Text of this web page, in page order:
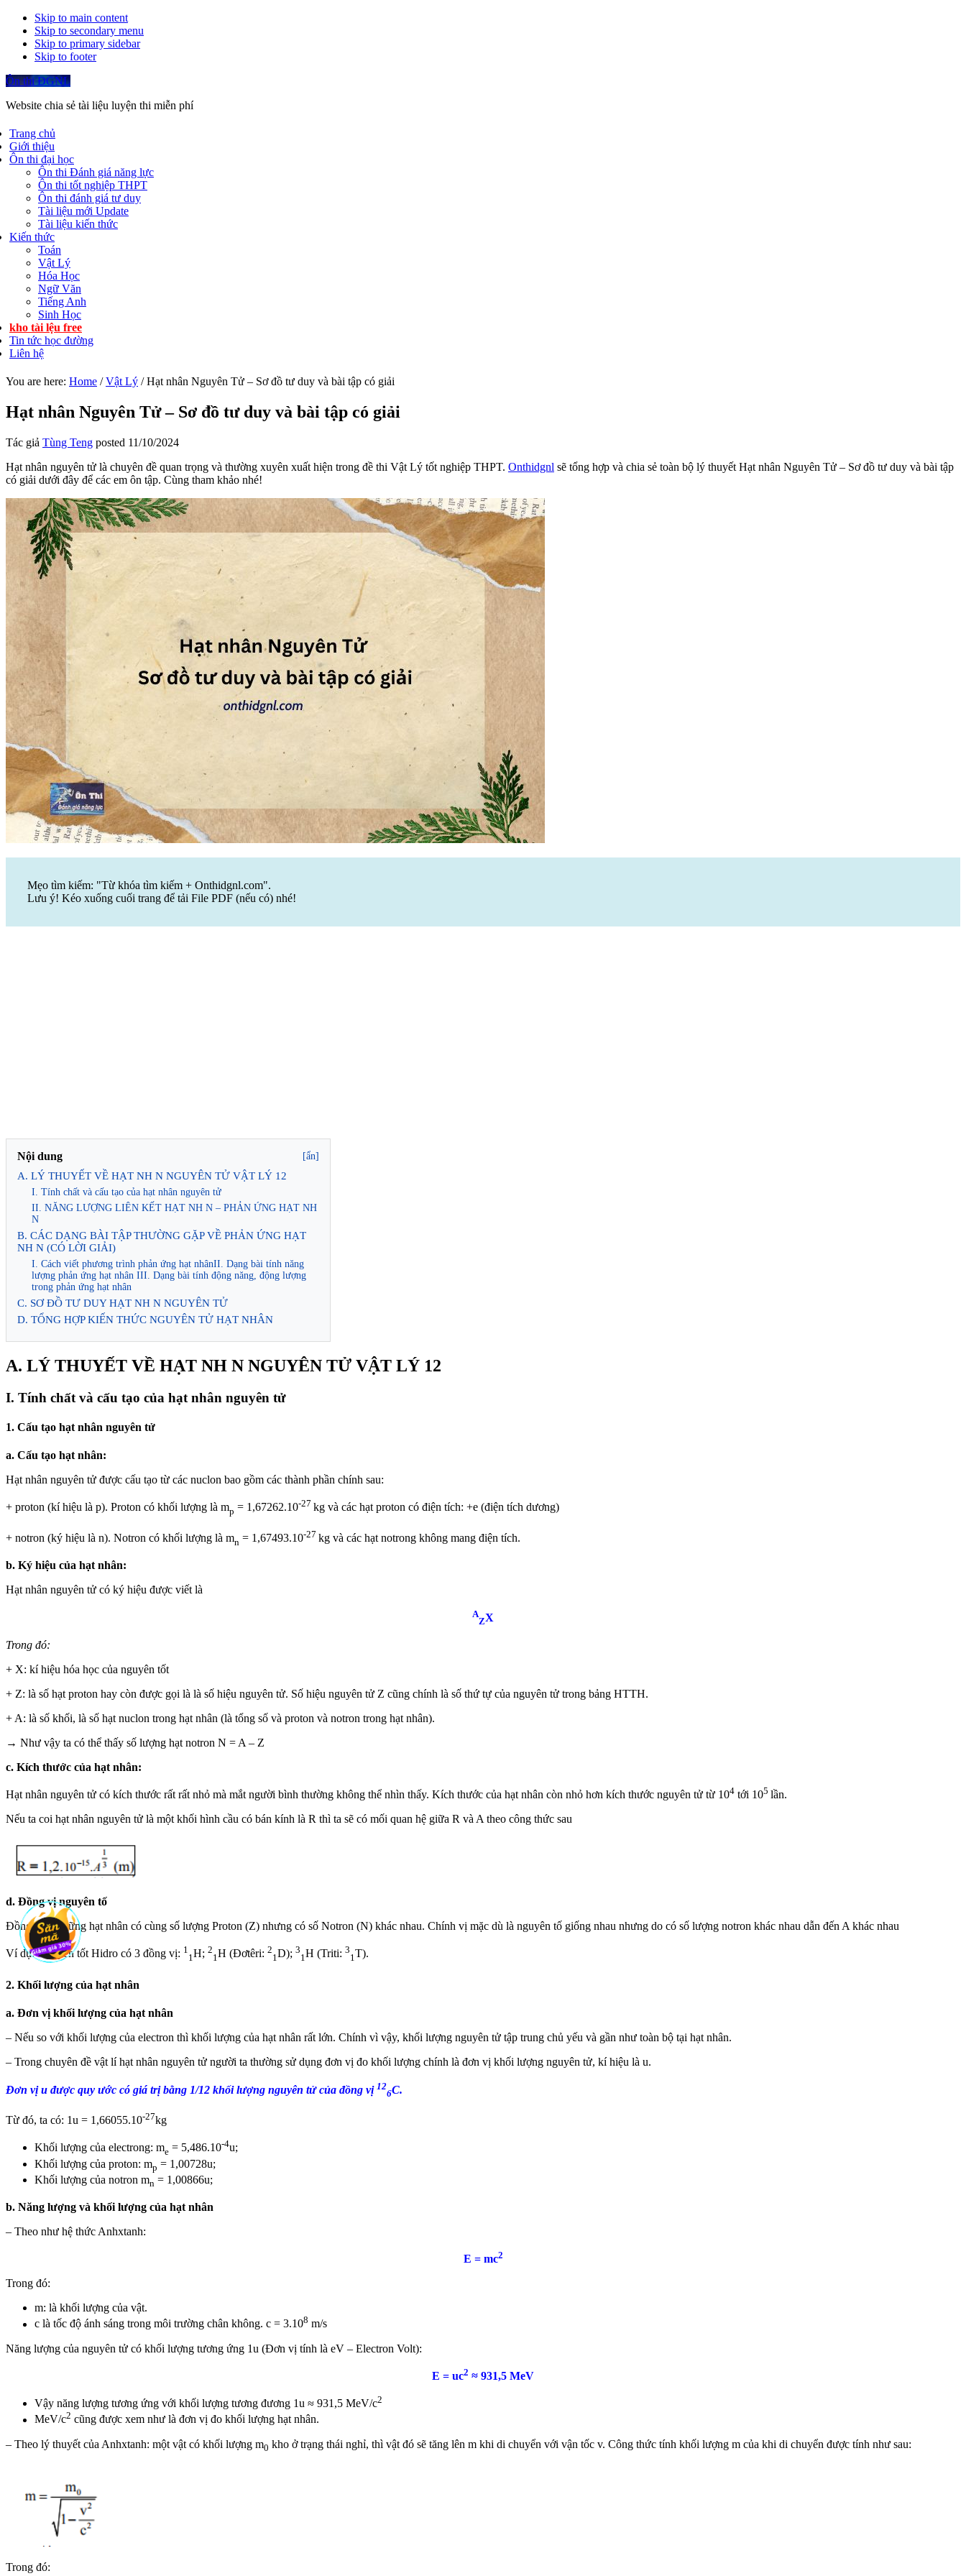
Skip to main content
Skip to secondary menu
Skip to primary sidebar
Skip to footer
Ôn thi ĐGNL
Website chia sẻ tài liệu luyện thi miễn phí
Trang chủ
Giới thiệu
Ôn thi đại học
Ôn thi Đánh giá năng lực
Ôn thi tốt nghiệp THPT
Ôn thi đánh giá tư duy
Tài liệu mới Update
Tài liệu kiến thức
Kiến thức
Toán
Vật Lý
Hóa Học
Ngữ Văn
Tiếng Anh
Sinh Học
kho tài lệu free
Tin tức học đường
Liên hệ
You are here: Home / Vật Lý /Hạt nhân Nguyên Tử – Sơ đồ tư duy và bài tập có giải
Hạt nhân Nguyên Tử – Sơ đồ tư duy và bài tập có giải
Tác giả Tùng Teng posted 11/10/2024
Hạt nhân nguyên tử là chuyên đề quan trọng và thường xuyên xuất hiện trong đề thi Vật Lý tốt nghiệp THPT. Onthidgnl sẽ tổng hợp và chia sẻ toàn bộ lý thuyết Hạt nhân Nguyên Tử – Sơ đồ tư duy và bài tập
có giải dưới đây để các em ôn tập. Cùng tham khảo nhé!
Mẹo tìm kiếm: "Từ khóa tìm kiếm + Onthidgnl.com".
Lưu ý! Kéo xuống cuối trang để tải File PDF (nếu có) nhé!
Nội dung [ẩn]
A. LÝ THUYẾT VỀ HẠT NH N NGUYÊN TỬ VẬT LÝ 12
I. Tính chất và cấu tạo của hạt nhân nguyên tử
II. NĂNG LƯỢNG LIÊN KẾT HẠT NH N – PHẢN ỨNG HẠT NH
N
B. CÁC DẠNG BÀI TẬP THƯỜNG GẶP VỀ PHẢN ỨNG HẠT
NH N (CÓ LỜI GIẢI)
I. Cách viết phương trình phản ứng hạt nhânII. Dạng bài tính năng
lượng phản ứng hạt nhân III. Dạng bài tính động năng, động lượng
trong phản ứng hạt nhân
C. SƠ ĐỒ TƯ DUY HẠT NH N NGUYÊN TỬ
D. TỔNG HỢP KIẾN THỨC NGUYÊN TỬ HẠT NHÂN
A. LÝ THUYẾT VỀ HẠT NH N NGUYÊN TỬ VẬT LÝ 12
I. Tính chất và cấu tạo của hạt nhân nguyên tử
1. Cấu tạo hạt nhân nguyên tử
a. Cấu tạo hạt nhân:
Hạt nhân nguyên tử được cấu tạo từ các nuclon bao gồm các thành phần chính sau:
+ proton (kí hiệu là p). Proton có khối lượng là mp = 1,67262.10-27 kg và các hạt proton có điện tích: +e (điện tích dương)
+ notron (ký hiệu là n). Notron có khối lượng là mn = 1,67493.10-27 kg và các hạt notrong không mang điện tích.
b. Ký hiệu của hạt nhân:
Hạt nhân nguyên tử có ký hiệu được viết là
A
ZX
Trong đó:
+ X: kí hiệu hóa học của nguyên tốt
+ Z: là số hạt proton hay còn được gọi là là số hiệu nguyên tử. Số hiệu nguyên tử Z cũng chính là số thứ tự của nguyên tử trong bảng HTTH.
+ A: là số khối, là số hạt nuclon trong hạt nhân (là tổng số và proton và notron trong hạt nhân).
→ Như vậy ta có thể thấy số lượng hạt notron N = A – Z
c. Kích thước của hạt nhân:
Hạt nhân nguyên tử có kích thước rất rất nhỏ mà mắt người bình thường không thể nhìn thấy. Kích thước của hạt nhân còn nhỏ hơn kích thước nguyên tử từ 104 tới 105 lần.
Nếu ta coi hạt nhân nguyên tử là một khối hình cầu có bán kính là R thì ta sẽ có mối quan hệ giữa R và A theo công thức sau
d. Đồng vị nguyên tố
Đồng vị là những hạt nhân có cùng số lượng Proton (Z) nhưng có số Notron (N) khác nhau. Chính vị mặc dù là nguyên tố giống nhau nhưng do có số lượng notron khác nhau dẫn đến A khác nhau
Ví dụ: Nguyên tốt Hidro có 3 đồng vị: 1
1 H; 2
1 H (Đơtêri: 2
1 D); 3
1 H (Triti: 3
1 T).
2. Khối lượng của hạt nhân
a. Đơn vị khối lượng của hạt nhân
– Nếu so với khối lượng của electron thì khối lượng của hạt nhân rất lớn. Chính vì vậy, khối lượng nguyên tử tập trung chủ yếu và gần như toàn bộ tại hạt nhân.
– Trong chuyên đề vật lí hạt nhân nguyên tử người ta thường sử dụng đơn vị đo khối lượng chính là đơn vị khối lượng nguyên tử, kí hiệu là u.
Đơn vị u được quy ước có giá trị bằng 1/12 khối lượng nguyên tử của đồng vị 12
6C.
Từ đó, ta có: 1u = 1,66055.10-27kg
Khối lượng của electrong: me = 5,486.10-4u;
Khối lượng của proton: mp = 1,00728u;
Khối lượng của notron mn = 1,00866u;
b. Năng lượng và khối lượng của hạt nhân
– Theo như hệ thức Anhxtanh:
E = mc2
Trong đó:
m: là khối lượng của vật.
c là tốc độ ánh sáng trong môi trường chân không. c = 3.108 m/s
Năng lượng của nguyên tử có khối lượng tương ứng 1u (Đơn vị tính là eV – Electron Volt):
E = uc2 ≈ 931,5 MeV
Vậy năng lượng tương ứng với khối lượng tương đương 1u ≈ 931,5 MeV/c2
MeV/c2 cũng được xem như là đơn vị đo khối lượng hạt nhân.
– Theo lý thuyết của Anhxtanh: một vật có khối lượng m0 kho ở trạng thái nghỉ, thì vật đó sẽ tăng lên m khi di chuyển với vận tốc v. Công thức tính khối lượng m của khi di chuyển được tính như sau:
Trong đó: